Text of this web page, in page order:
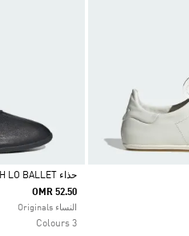
Selected
حذاء STAN SMITH LO BALLET
OMR 52.50
النساء Originals
3 Colours